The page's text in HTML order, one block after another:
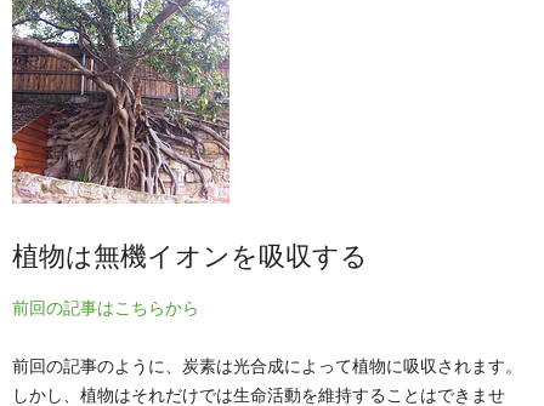
植物は無機イオンを吸収する
前回の記事はこちらから
前回の記事のように、炭素は光合成によって植物に吸収されます。
しかし、植物はそれだけでは生命活動を維持することはできませ